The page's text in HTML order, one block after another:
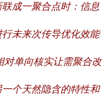
联成一聚合点时：信息
未来次传导优化效能
对单向核实让需聚合改
个天然隐含的特性和